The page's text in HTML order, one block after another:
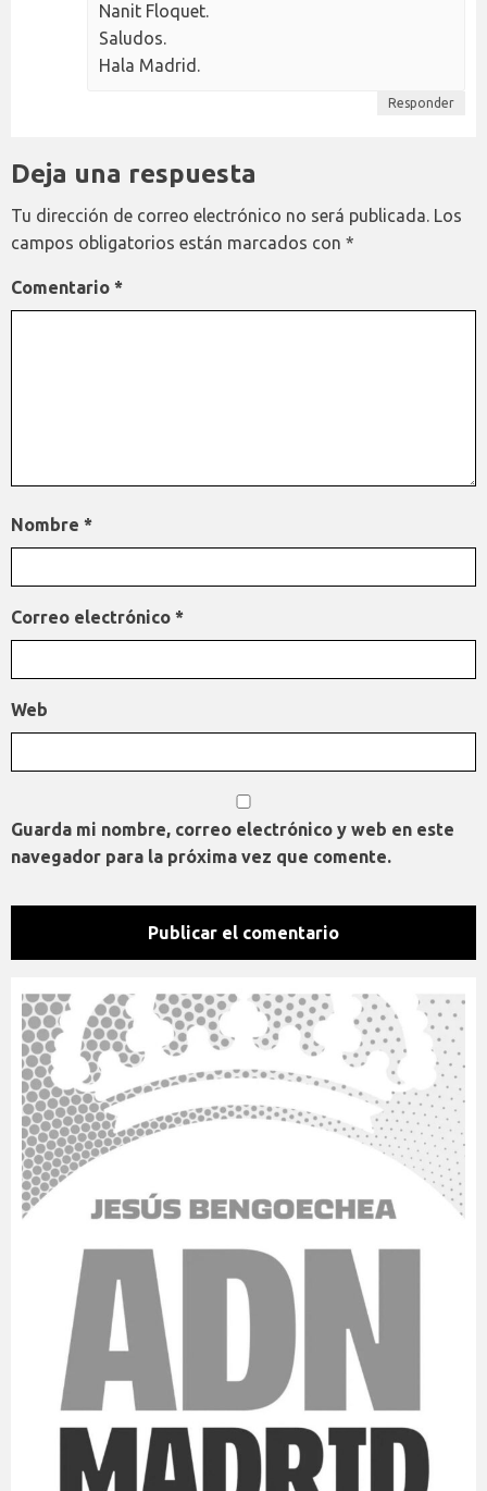
Nanit Floquet.
Saludos.
Hala Madrid.
Responder
Deja una respuesta
Tu dirección de correo electrónico no será publicada. Los
campos obligatorios están marcados con *
Comentario *
Nombre *
Correo electrónico *
Web
Guarda mi nombre, correo electrónico y web en este
navegador para la próxima vez que comente.